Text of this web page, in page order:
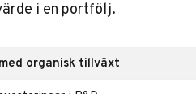
i en portfölj.
organisk tillväxt